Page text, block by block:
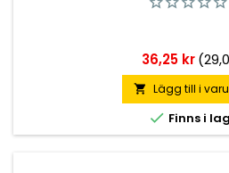
Pris
36,25 kr
 Lägg till i
 Finns i